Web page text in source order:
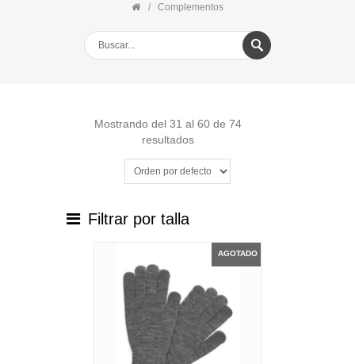
Complementos
Mostrando del 31 al 60 de 74
resultados
Filtrar por talla
AGOTADO